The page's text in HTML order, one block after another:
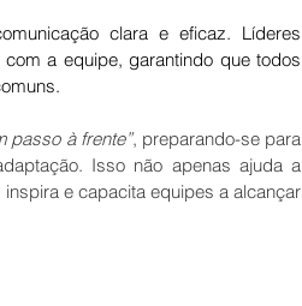
clara e eficaz. Líderes
a equipe, garantindo que todos
passo à frente”, preparando-se para
Isso não apenas ajuda a
e capacita equipes a alcançar